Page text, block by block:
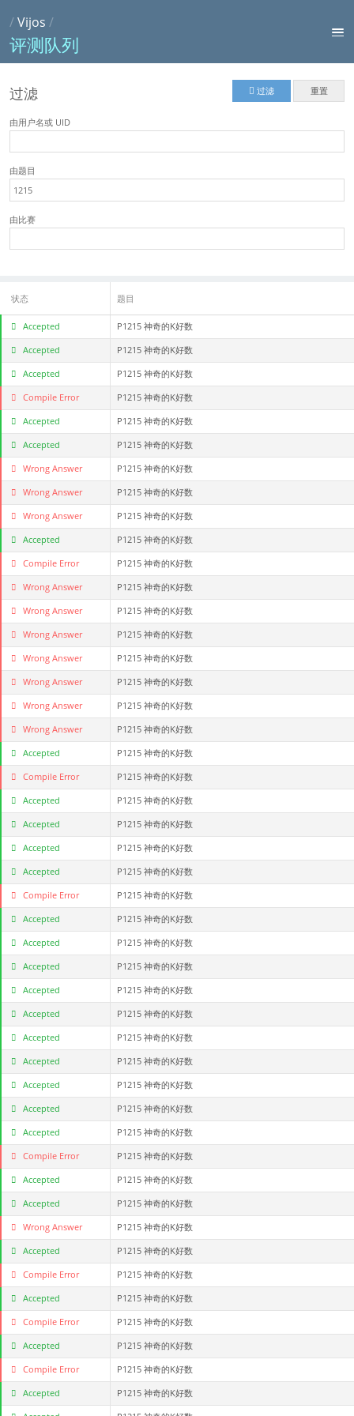
/Vijos /
评测队列
过滤 过滤 重置
由用户名或 UID
由题目
由比赛
状态 题目
Accepted P1215 神奇的K好数
Accepted P1215 神奇的K好数
Accepted P1215 神奇的K好数
Compile Error P1215 神奇的K好数
Accepted P1215 神奇的K好数
Accepted P1215 神奇的K好数
Wrong Answer P1215 神奇的K好数
Wrong Answer P1215 神奇的K好数
Wrong Answer P1215 神奇的K好数
Accepted P1215 神奇的K好数
Compile Error P1215 神奇的K好数
Wrong Answer P1215 神奇的K好数
Wrong Answer P1215 神奇的K好数
Wrong Answer P1215 神奇的K好数
Wrong Answer P1215 神奇的K好数
Wrong Answer P1215 神奇的K好数
Wrong Answer P1215 神奇的K好数
Wrong Answer P1215 神奇的K好数
Accepted P1215 神奇的K好数
Compile Error P1215 神奇的K好数
Accepted P1215 神奇的K好数
Accepted P1215 神奇的K好数
Accepted P1215 神奇的K好数
Accepted P1215 神奇的K好数
Compile Error P1215 神奇的K好数
Accepted P1215 神奇的K好数
Accepted P1215 神奇的K好数
Accepted P1215 神奇的K好数
Accepted P1215 神奇的K好数
Accepted P1215 神奇的K好数
Accepted P1215 神奇的K好数
Accepted P1215 神奇的K好数
Accepted P1215 神奇的K好数
Accepted P1215 神奇的K好数
Accepted P1215 神奇的K好数
Compile Error P1215 神奇的K好数
Accepted P1215 神奇的K好数
Accepted P1215 神奇的K好数
Wrong Answer P1215 神奇的K好数
Accepted P1215 神奇的K好数
Compile Error P1215 神奇的K好数
Accepted P1215 神奇的K好数
Compile Error P1215 神奇的K好数
Accepted P1215 神奇的K好数
Compile Error P1215 神奇的K好数
Accepted P1215 神奇的K好数